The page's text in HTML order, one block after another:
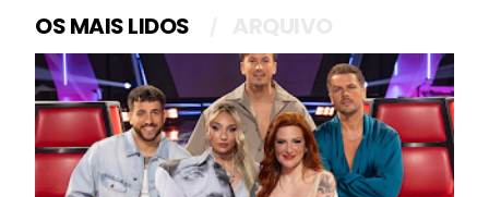
OS MAIS LIDOS